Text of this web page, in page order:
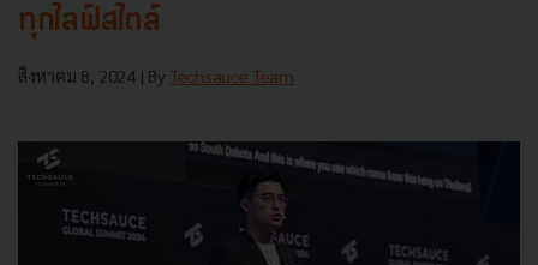
ทุกไลฟ์สไตล์
สิงหาคม 8, 2024 | By Techsauce Team